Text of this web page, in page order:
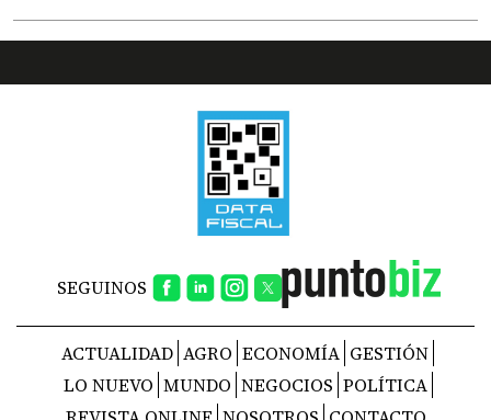
SEGUINOS
ACTUALIDAD AGRO ECONOMÍA GESTIÓN
LO NUEVO MUNDO NEGOCIOS POLÍTICA